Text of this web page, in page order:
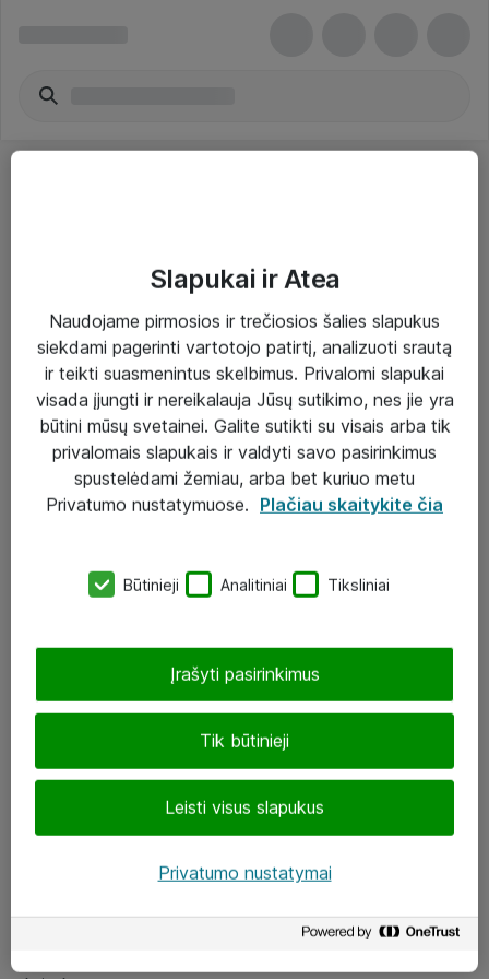
Paslaugos
Sprendimai
Įgyvendinti projektai
Atea ekspertų patarimai verslui
eShop@atea.lt
LinkedIn
Slapukai ir Atea
Naudojame pirmosios ir trečiosios šalies slapukus
siekdami pagerinti vartotojo patirtį, analizuoti srautą
ir teikti suasmenintus skelbimus. Privalomi slapukai
visada įjungti ir nereikalauja Jūsų sutikimo, nes jie yra
būtini mūsų svetainei. Galite sutikti su visais arba tik
privalomais slapukais ir valdyti savo pasirinkimus
spustelėdami žemiau, arba bet kuriuo metu
Privatumo nustatymuose. Plačiau skaitykite čia
Būtinieji Analitiniai Tiksliniai
Tik būtinieji
Leisti visus slapukus
Įrašyti pasirinkimus
Privatumo nustatymai